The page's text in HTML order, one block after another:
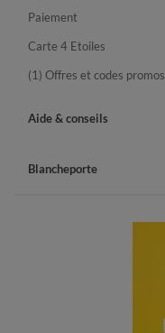
Paiement
Carte 4 Etoiles
(1) Offres et codes promos
Aide & conseils
Blancheporte